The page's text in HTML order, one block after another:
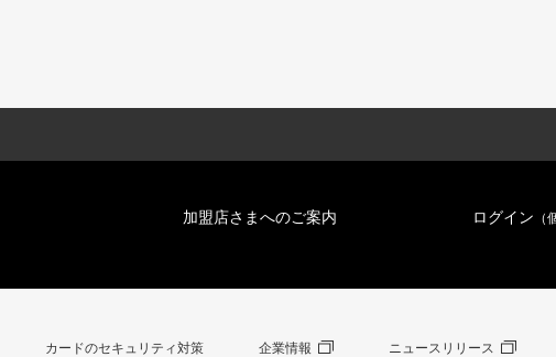
加盟店さまへのご案内 ログイン
カードのセキュリティ対策 企業情報 ニュースリリース